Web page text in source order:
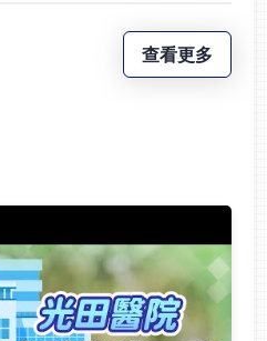
查看更多